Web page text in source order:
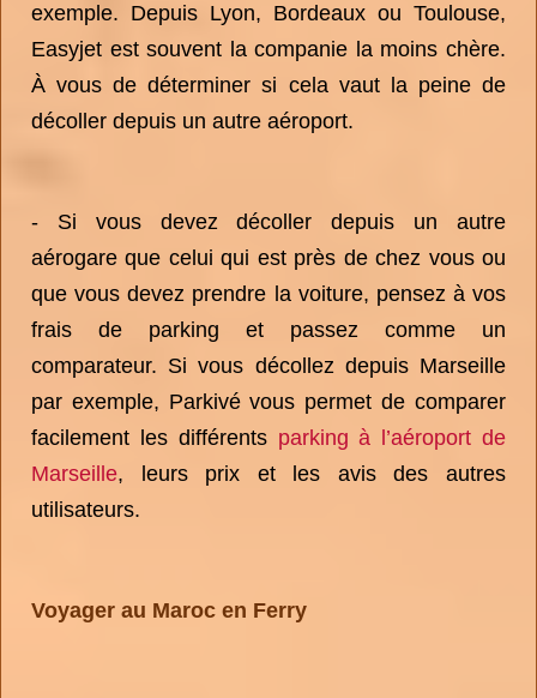
exemple. Depuis Lyon, Bordeaux ou Toulouse,
Easyjet est souvent la companie la moins chère.
À vous de déterminer si cela vaut la peine de
décoller depuis un autre aéroport.
- Si vous devez décoller depuis un autre
aérogare que celui qui est près de chez vous ou
que vous devez prendre la voiture, pensez à vos
frais de parking et passez comme un
comparateur. Si vous décollez depuis Marseille
par exemple, Parkivé vous permet de comparer
facilement les différents parking à l’aéroport de
Marseille, leurs prix et les avis des autres
utilisateurs.
Voyager au Maroc en Ferry